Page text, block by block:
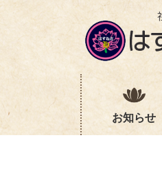
コ
へ
ッ
プ
ナ
ョ
移
動
お知らせ